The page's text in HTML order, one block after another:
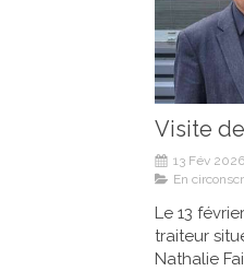
Visite
13 Fév 2026
En
Le 13
traiteur
Nathalie